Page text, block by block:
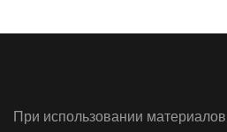
При использовании материалов